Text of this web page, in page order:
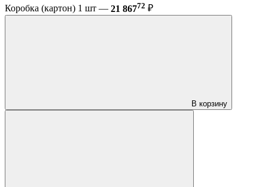
Коробка (картон) 1 шт — 21 86772 ₽
В корзину